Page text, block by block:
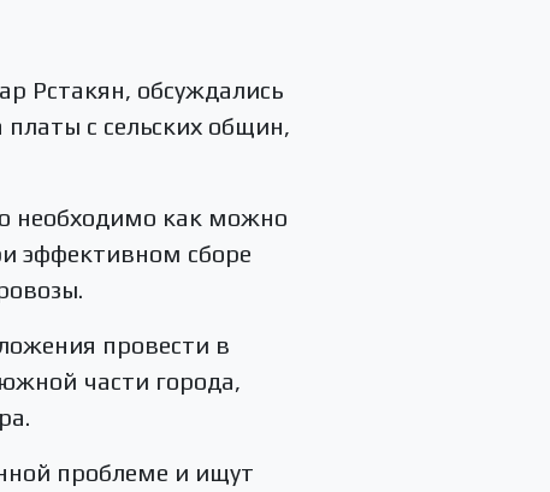
Рстакян, обсуждались
с сельских общин,
необходимо как можно
эффективном сборе
провести в
части города,
проблеме и ищут